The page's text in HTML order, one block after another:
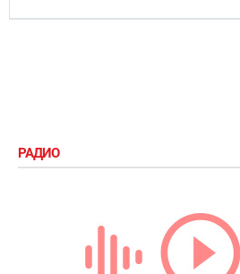
РАДИО